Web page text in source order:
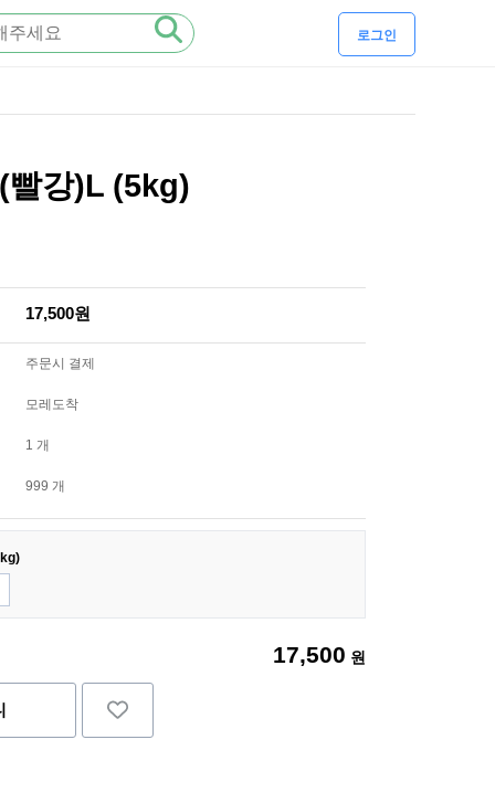
로그인
빨강)L (5kg)
17,500원
주문시 결제
모레도착
1 개
999 개
17,500 원